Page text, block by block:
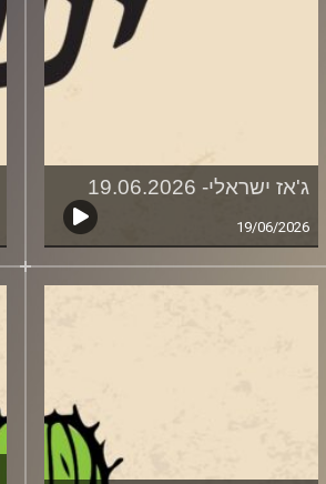
ג'אז ישראלי- 19.06.2026
19/06/2026